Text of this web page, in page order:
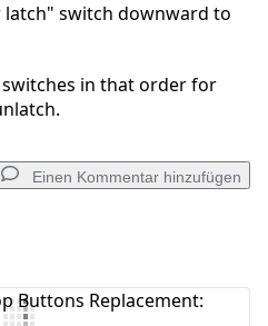
latch" switch downward to
in that order for
Einen Kommentar hinzufügen